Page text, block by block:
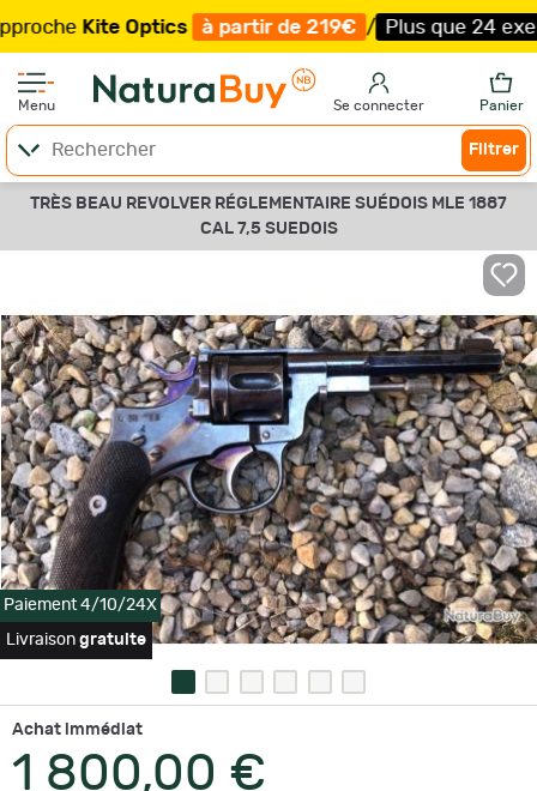
Kite Optics à partir de 219€ / Plus que 24
Menu Se connecter Panier
Filtrer
TRÈS BEAU REVOLVER RÉGLEMENTAIRE SUÉDOIS MLE 1887
CAL 7,5 SUEDOIS
Paiement 4/10/24X
Livraison gratuite
Achat immédiat
1 800,00 €